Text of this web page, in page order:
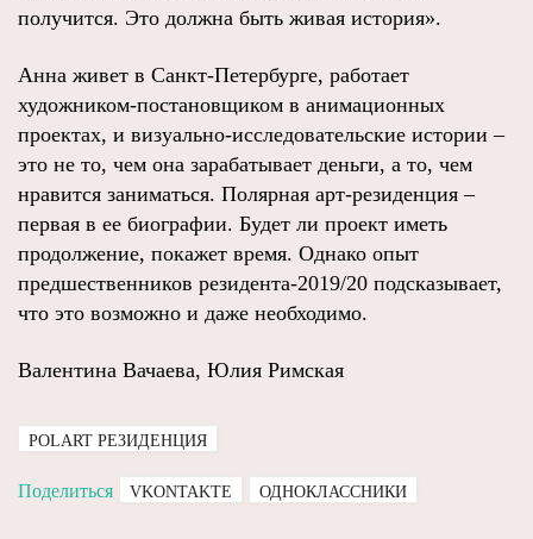
получится. Это должна быть живая история».
Анна живет в Санкт-Петербурге, работает
художником-постановщиком в анимационных
проектах, и визуально-исследовательские истории –
это не то, чем она зарабатывает деньги, а то, чем
нравится заниматься. Полярная арт-резиденция –
первая в ее биографии. Будет ли проект иметь
продолжение, покажет время. Однако опыт
предшественников резидента-2019/20 подсказывает,
что это возможно и даже необходимо.
Валентина Вачаева, Юлия Римская
POLART РЕЗИДЕНЦИЯ
Поделиться VKONTAKTE ОДНОКЛАССНИКИ